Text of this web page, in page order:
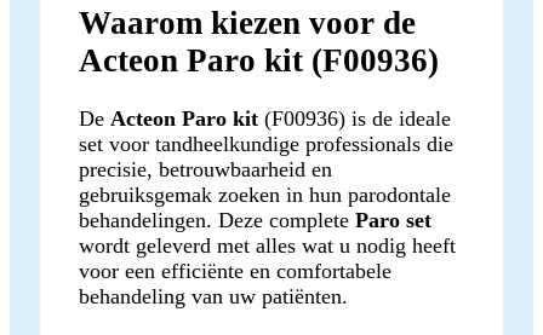
Waarom kiezen voor de
Acteon Paro kit (F00936)
De Acteon Paro kit (F00936) is de ideale
set voor tandheelkundige professionals die
precisie, betrouwbaarheid en
gebruiksgemak zoeken in hun parodontale
behandelingen. Deze complete Paro set
wordt geleverd met alles wat u nodig heeft
voor een efficiënte en comfortabele
behandeling van uw patiënten.